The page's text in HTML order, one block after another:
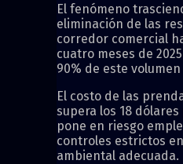
El fenómeno
eliminación de las
corredor comercial
cuatro meses de
90% de este
El costo de las
supera los 18
pone en riesgo
controles estrictos
ambiental adecuada.